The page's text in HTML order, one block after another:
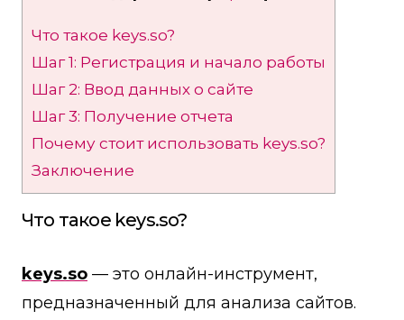
Что такое keys.so?
Шаг 1: Регистрация и начало работы
Шаг 2: Ввод данных о сайте
Шаг 3: Получение отчета
Почему стоит использовать keys.so?
Заключение
Что такое keys.so?
keys.so — это онлайн-инструмент,
предназначенный для анализа сайтов.